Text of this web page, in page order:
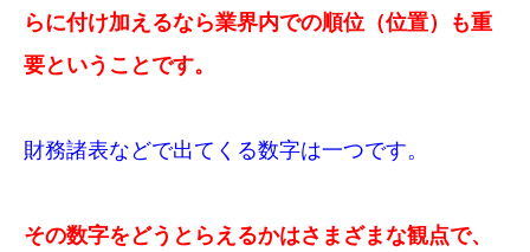
らに付け加えるなら業界内での順位（位置）も重
要ということです。
財務諸表などで出てくる数字は一つです。
その数字をどうとらえるかはさまざまな観点で、